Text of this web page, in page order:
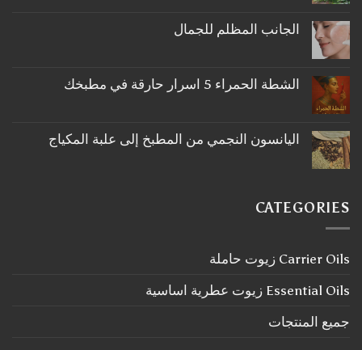
على
ما
اكليل
الجبل
الجانب المظلم للجمال
على
الجانب
الشطة الحمراء 5 اسرار حارقة في مطبخك
على
الشطة
في
مطبخك
اليانسون النجمي من المطبخ إلى علبة المكياج
اليانسون
النجمي
علبة
المكياج
CATEGORIES
Carrier Oils زيوت حاملة
Essential Oils زيوت عطرية اساسية
جميع المنتجات